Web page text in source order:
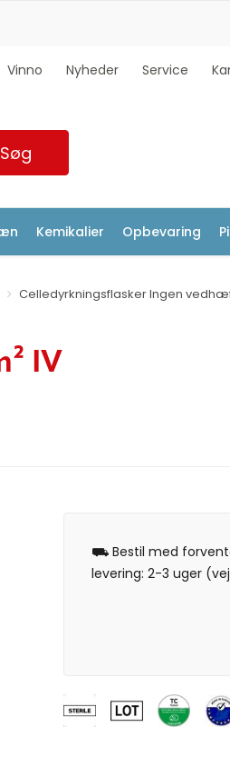
Vinno Nyheder Service
Søg
Kemikalier Opbevaring
Celledyrkningsflasker Ingen
IV
⛟ Bestil med
levering: 2-3 uger